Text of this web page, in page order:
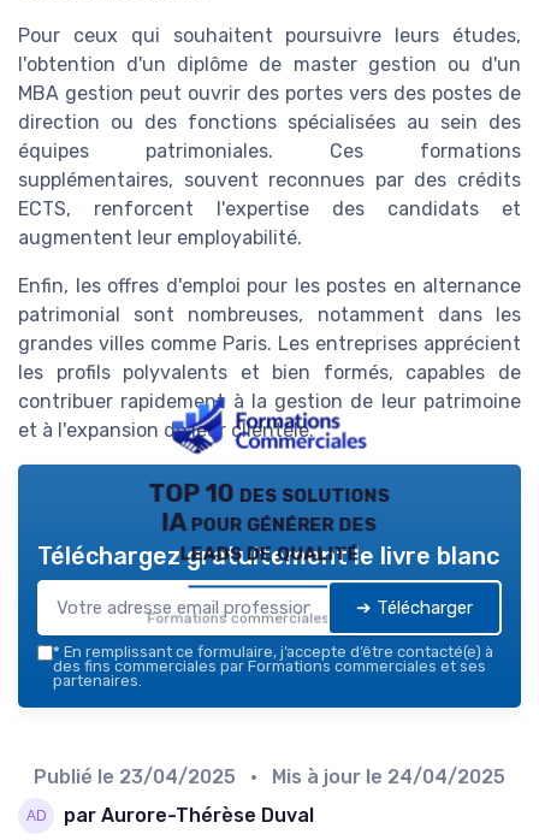
Pour ceux qui souhaitent poursuivre leurs études,
l'obtention d'un diplôme de master gestion ou d'un
MBA gestion peut ouvrir des portes vers des postes de
direction ou des fonctions spécialisées au sein des
équipes patrimoniales. Ces formations
supplémentaires, souvent reconnues par des crédits
ECTS, renforcent l'expertise des candidats et
augmentent leur employabilité.
Enfin, les offres d'emploi pour les postes en alternance
patrimonial sont nombreuses, notamment dans les
grandes villes comme Paris. Les entreprises apprécient
les profils polyvalents et bien formés, capables de
contribuer rapidement à la gestion de leur patrimoine
et à l'expansion de leur clientèle.
TOP 10 des solutions
IA pour générer des
leads de qualité
Formations commerciales — 2026
Téléchargez gratuitement le livre blanc
➔ Télécharger
* En remplissant ce formulaire, j’accepte d’être contacté(e) à
des fins commerciales par Formations commerciales et ses
partenaires.
Publié le 23/04/2025 • Mis à jour le 24/04/2025
par Aurore-Thérèse Duval